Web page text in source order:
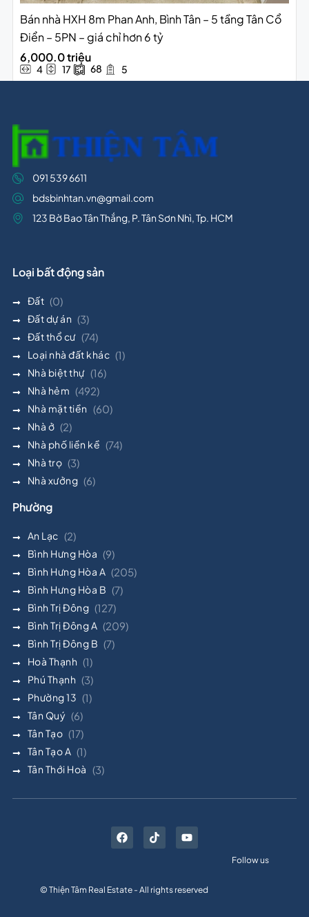
Bán nhà HXH 8m Phan Anh, Bình Tân – 5 tầng Tân Cổ
Điển – 5PN – giá chỉ hơn 6 tỷ
6,000.0 triệu
4 17 68 5
091 539 6611
bdsbinhtan.vn@gmail.com
123 Bờ Bao Tân Thắng, P. Tân Sơn Nhì, Tp. HCM
Loại bất động sản
Đất (0)
Đất dự án (3)
Đất thổ cư (74)
Loại nhà đất khác (1)
Nhà biệt thự (16)
Nhà hẻm (492)
Nhà mặt tiền (60)
Nhà ở (2)
Nhà phố liền kề (74)
Nhà trọ (3)
Nhà xưởng (6)
Phường
An Lạc (2)
Bình Hưng Hòa (9)
Bình Hưng Hòa A (205)
Bình Hưng Hòa B (7)
Bình Trị Đông (127)
Bình Trị Đông A (209)
Bình Trị Đông B (7)
Hoà Thạnh (1)
Phú Thạnh (3)
Phường 13 (1)
Tân Quý (6)
Tân Tạo (17)
Tân Tạo A (1)
Tân Thới Hoà (3)
© Thiện Tâm Real Estate - All rights reserved
Follow us